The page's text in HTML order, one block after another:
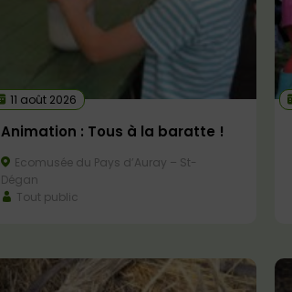
11 août 2026
Animation : Tous à la baratte !
Ecomusée du Pays d’Auray – St-
Dégan
Tout public